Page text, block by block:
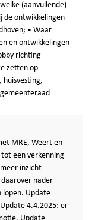
(aanvullende)
de ontwikkelingen
• Waar
en ontwikkelingen
richting
zetten op
huisvesting,
MRE, Weert en
een verkenning
inzicht
nader
lopen. Update
4.4.2025: er